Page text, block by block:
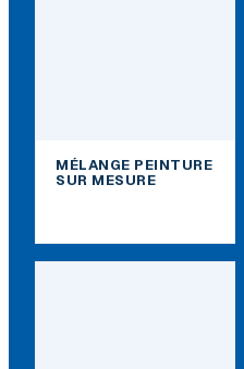
MÉLANGE PEINTURE
SUR MESURE